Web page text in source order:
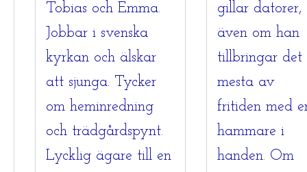
Tobias och Emma.
Jobbar i svenska
kyrkan och älskar
att sjunga. Tycker
om heminredning
och trädgårdspynt.
Lycklig ägare till en
gillar datorer,
även om han
tillbringar det
mesta av
fritiden med
hammare i
handen. Om